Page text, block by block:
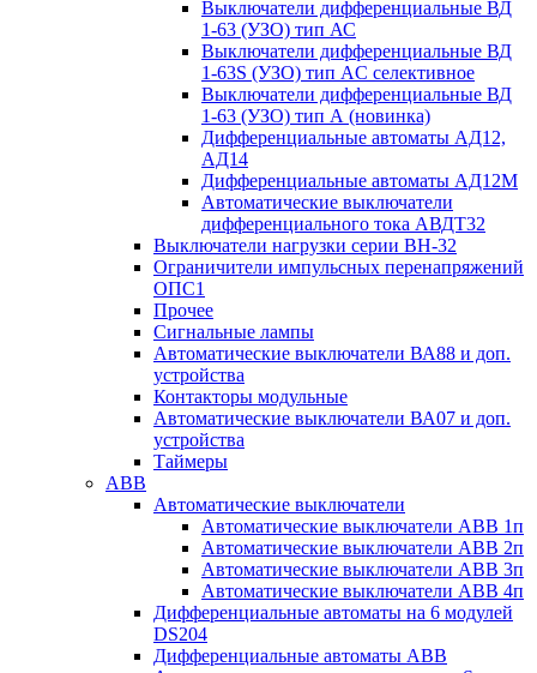
Выключатели дифференциальные ВД
1-63 (УЗО) тип АС
Выключатели дифференциальные ВД
1-63S (УЗО) тип АC селективное
Выключатели дифференциальные ВД
1-63 (УЗО) тип А (новинка)
Дифференциальные автоматы АД12,
АД14
Дифференциальные автоматы АД12М
Автоматические выключатели
дифференциального тока АВДТ32
Выключатели нагрузки серии ВН-32
Ограничители импульсных перенапряжений
ОПС1
Прочее
Сигнальные лампы
Автоматические выключатели ВА88 и доп.
устройства
Контакторы модульные
Автоматические выключатели ВА07 и доп.
устройства
Таймеры
ABB
Автоматические выключатели
Автоматические выключатели АВВ 1п
Автоматические выключатели АВВ 2п
Автоматические выключатели АВВ 3п
Автоматические выключатели АВВ 4п
Дифференциальные автоматы на 6 модулей
DS204
Дифференциальные автоматы АВВ